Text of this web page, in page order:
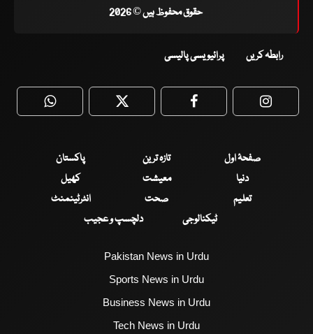
حقوق محفوظ ہیں © 2026
رابطہ کریں پرائیویسی پالیسی
WhatsApp Twitter Facebook
صفحۂ اول تازہ ترین
پاکستان
دنیا
معیشت
کھیل
تعلیم
صحت
انٹرٹینمنٹ
ٹیکنالوجی
دلچسپ و عجیب
Pakistan News in Urdu
Sports News in Urdu
Business News in Urdu
Tech News in Urdu